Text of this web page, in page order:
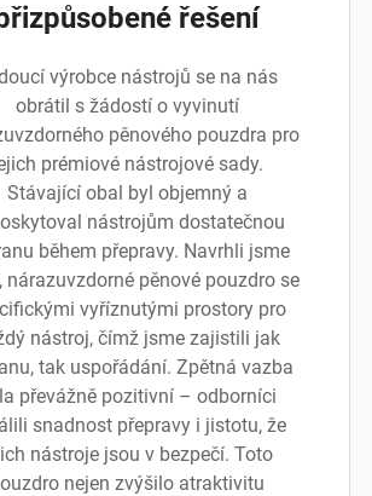
řešení
výrobce nástrojů se na nás
obrátil s žádostí o vyvinutí
pěnového pouzdra pro
prémiové nástrojové sady.
Stávající obal byl objemný a
nástrojům dostatečnou
během přepravy. Navrhli jsme
nárazuvzdorné pěnové pouzdro se
vyříznutými prostory pro
nástroj, čímž jsme zajistili jak
tak uspořádání. Zpětná vazba
převážně pozitivní – odborníci
snadnost přepravy i jistotu, že
nástroje jsou v bezpečí. Toto
nejen zvýšilo atraktivitu